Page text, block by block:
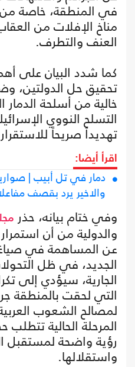
في المنطقة، خاصة من
مناخ الإفلات من
العنف والتطرف.
كما شدد البيان على
تحقيق حل الدولتين،
خالية من أسلحة
التسلح النووي
تهديداً صريحاً
اقرأ أيضا:
دمار في تل أبيب |
والاخير يرد بقصف
وفي ختام بيانه، حذر
والدولية من أن
عن المساهمة في
الجديد، في ظل
الجارية، سيؤدي إلى
التي لحقت بالمنطقة
لمصالح الشعوب
المرحلة الحالية
رؤية واضحة لمستقبل
واستقلالها.